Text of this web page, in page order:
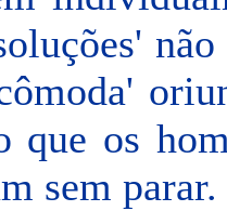
que os
sem parar.